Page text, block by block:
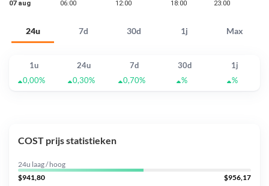
24u 7d 30d 1j Max
1u 24u 7d 30d
1j
0,00%
0,30% 0,70% % %
COST prijs statistieken
24u laag / hoog
$941,80
$956,17